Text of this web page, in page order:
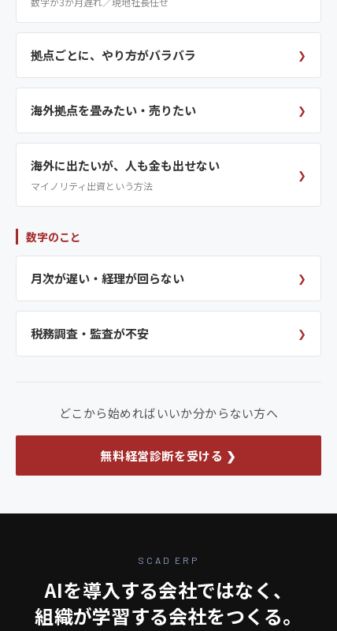
拠点ごとに、やり方がバラバラ ❯
海外拠点を畳みたい・売りたい ❯
海外に出たいが、人も金も出せない
マイノリティ出資という方法
❯
数字のこと
月次が遅い・経理が回らない ❯
税務調査・監査が不安 ❯
どこから始めればいいか分からない方へ
無料経営診断を受ける ❯
SCAD ERP
AIを導入する会社ではなく、
組織が学習する会社をつくる。